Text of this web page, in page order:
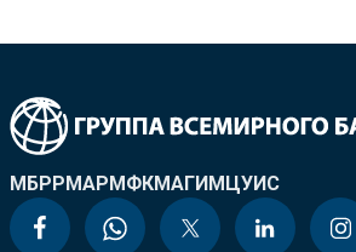
МБРРМАРМФКМАГИМЦУИС